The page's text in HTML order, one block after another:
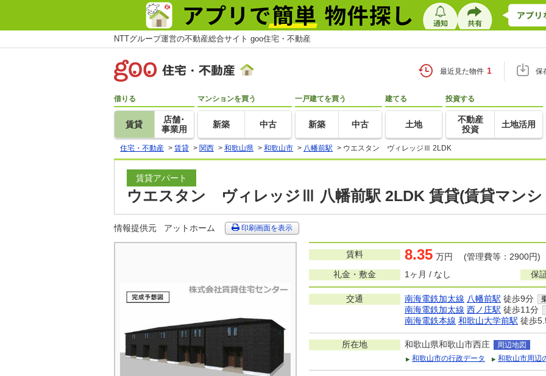
NTTグループ運営の不動産総合サイト goo住宅・不動産
最近見た物件 1 保
借りる
賃貸
店舗･
事業用
マンションを買う
新築 中古
一戸建てを買う
新築 中古
建てる
土地
投資する
不動産
投資
土地活用
住宅・不動産 > 賃貸 > 関西 > 和歌山県 > 和歌山市 > 八幡前駅 > ウエスタン ヴィレッジⅢ 2LDK
賃貸アパート
ウエスタン ヴィレッジⅢ 八幡前駅 2LDK 賃貸(賃貸マンシ
情報提供元 アットホーム 印刷画面を表示
賃料 8.35 万円 (管理費等：2900円)
礼金・敷金
1ヶ月 / なし 保
交通 南海電鉄加太線 八幡前駅 徒歩9分
南海電鉄加太線 西ノ庄駅 徒歩11分
南海電鉄本線 和歌山大学前駅 徒歩
所在地 和歌山県和歌山市西庄
周辺地図
和歌山市の行政データ
和歌山市周辺